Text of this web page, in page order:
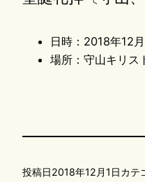
日時：2018年12月
場所：守山キリス
投稿日2018年12月1日カテ